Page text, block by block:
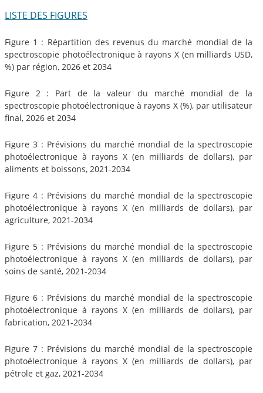
LISTE DES FIGURES
Figure 1 : Répartition des revenus du marché mondial de la
spectroscopie photoélectronique à rayons X (en milliards USD,
%) par région, 2026 et 2034
Figure 2 : Part de la valeur du marché mondial de la
spectroscopie photoélectronique à rayons X (%), par utilisateur
final, 2026 et 2034
Figure 3 : Prévisions du marché mondial de la spectroscopie
photoélectronique à rayons X (en milliards de dollars), par
aliments et boissons, 2021-2034
Figure 4 : Prévisions du marché mondial de la spectroscopie
photoélectronique à rayons X (en milliards de dollars), par
agriculture, 2021-2034
Figure 5 : Prévisions du marché mondial de la spectroscopie
photoélectronique à rayons X (en milliards de dollars), par
soins de santé, 2021-2034
Figure 6 : Prévisions du marché mondial de la spectroscopie
photoélectronique à rayons X (en milliards de dollars), par
fabrication, 2021-2034
Figure 7 : Prévisions du marché mondial de la spectroscopie
photoélectronique à rayons X (en milliards de dollars), par
pétrole et gaz, 2021-2034